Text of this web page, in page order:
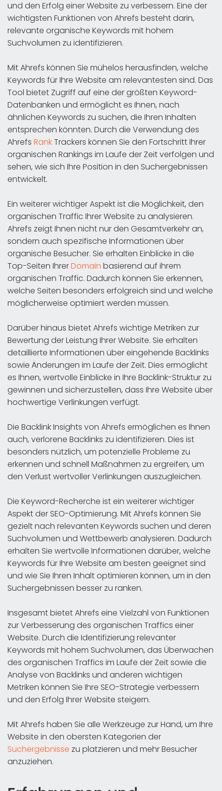
und den Erfolg einer Website zu verbessern. Eine der
wichtigsten Funktionen von Ahrefs besteht darin,
relevante organische Keywords mit hohem
Suchvolumen zu identifizieren.
Mit Ahrefs können Sie mühelos herausfinden, welche
Keywords für Ihre Website am relevantesten sind. Das
Tool bietet Zugriff auf eine der größten Keyword-
Datenbanken und ermöglicht es Ihnen, nach
ähnlichen Keywords zu suchen, die Ihren Inhalten
entsprechen könnten. Durch die Verwendung des
Ahrefs RankTrackers können Sie den Fortschritt Ihrer
organischen Rankings im Laufe der Zeit verfolgen und
sehen, wie sich Ihre Position in den Suchergebnissen
entwickelt.
Ein weiterer wichtiger Aspekt ist die Möglichkeit, den
organischen Traffic Ihrer Website zu analysieren.
Ahrefs zeigt Ihnen nicht nur den Gesamtverkehr an,
sondern auch spezifische Informationen über
organische Besucher. Sie erhalten Einblicke in die
Top-Seiten IhrerDomain basierend auf ihrem
organischen Traffic. Dadurch können Sie erkennen,
welche Seiten besonders erfolgreich sind und welche
möglicherweise optimiert werden müssen.
Darüber hinaus bietet Ahrefs wichtige Metriken zur
Bewertung der Leistung Ihrer Website. Sie erhalten
detaillierte Informationen über eingehende Backlinks
sowie Änderungen im Laufe der Zeit. Dies ermöglicht
es Ihnen, wertvolle Einblicke in Ihre Backlink-Struktur zu
gewinnen und sicherzustellen, dass Ihre Website über
hochwertige Verlinkungen verfügt.
Die Backlink Insights von Ahrefs ermöglichen es Ihnen
auch, verlorene Backlinks zu identifizieren. Dies ist
besonders nützlich, um potenzielle Probleme zu
erkennen und schnell Maßnahmen zu ergreifen, um
den Verlust wertvoller Verlinkungen auszugleichen.
Die Keyword-Recherche ist ein weiterer wichtiger
Aspekt der SEO-Optimierung. Mit Ahrefs können Sie
gezielt nach relevanten Keywords suchen und deren
Suchvolumen und Wettbewerb analysieren. Dadurch
erhalten Sie wertvolle Informationen darüber, welche
Keywords für Ihre Website am besten geeignet sind
und wie Sie Ihren Inhalt optimieren können, um in den
Suchergebnissen besser zu ranken.
Insgesamt bietet Ahrefs eine Vielzahl von Funktionen
zur Verbesserung des organischen Traffics einer
Website. Durch die Identifizierung relevanter
Keywords mit hohem Suchvolumen, das Überwachen
des organischen Traffics im Laufe der Zeit sowie die
Analyse von Backlinks und anderen wichtigen
Metriken können Sie Ihre SEO-Strategie verbessern
und den Erfolg Ihrer Website steigern.
Mit Ahrefs haben Sie alle Werkzeuge zur Hand, um Ihre
Website in den obersten Kategorien der
Suchergebnisse zu platzieren und mehr Besucher
anzuziehen.